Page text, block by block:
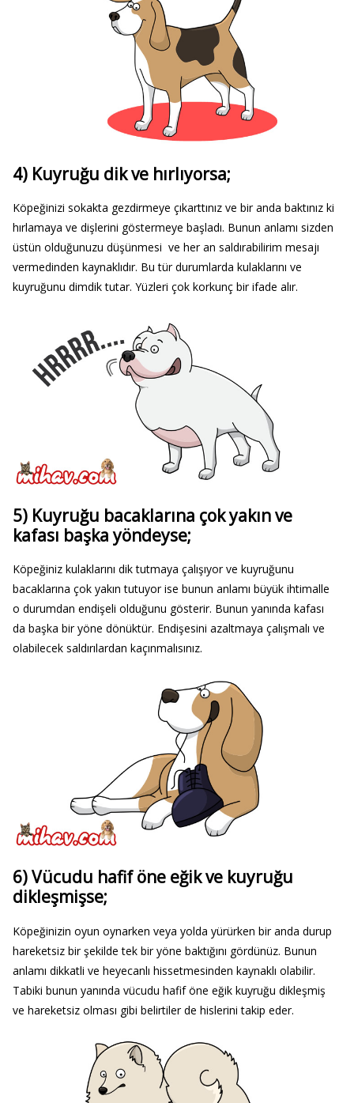
4) Kuyruğu dik ve hırlıyorsa;
Köpeğinizi sokakta gezdirmeye çıkarttınız ve bir anda baktınız ki
hırlamaya ve dişlerini göstermeye başladı. Bunun anlamı sizden
üstün olduğunuzu düşünmesi ve her an saldırabilirim mesajı
vermedinden kaynaklıdır. Bu tür durumlarda kulaklarını ve
kuyruğunu dimdik tutar. Yüzleri çok korkunç bir ifade alır.
5) Kuyruğu bacaklarına çok yakın ve
kafası başka yöndeyse;
Köpeğiniz kulaklarını dik tutmaya çalışıyor ve kuyruğunu
bacaklarına çok yakın tutuyor ise bunun anlamı büyük ihtimalle
o durumdan endişeli olduğunu gösterir. Bunun yanında kafası
da başka bir yöne dönüktür. Endişesini azaltmaya çalışmalı ve
olabilecek saldırılardan kaçınmalısınız.
6) Vücudu hafif öne eğik ve kuyruğu
dikleşmişse;
Köpeğinizin oyun oynarken veya yolda yürürken bir anda durup
hareketsiz bir şekilde tek bir yöne baktığını gördünüz. Bunun
anlamı dikkatli ve heyecanlı hissetmesinden kaynaklı olabilir.
Tabiki bunun yanında vücudu hafif öne eğik kuyruğu dikleşmiş
ve hareketsiz olması gibi belirtiler de hislerini takip eder.